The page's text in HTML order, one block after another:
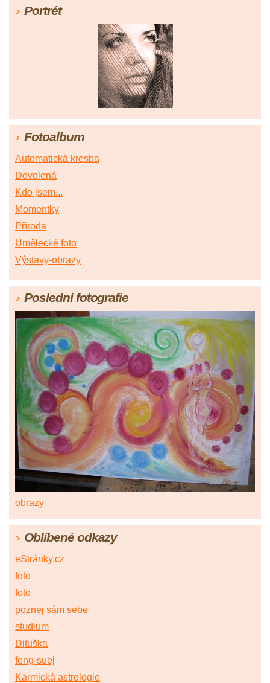
Portrét
Fotoalbum
Automatická kresba
Dovolená
Kdo jsem...
Momentky
Příroda
Umělecké foto
Výstavy-obrazy
Poslední fotografie
obrazy
Oblíbené odkazy
eStránky.cz
foto
foto
poznej sám sebe
studium
Dituška
feng-suej
Karmická astrologie